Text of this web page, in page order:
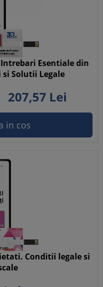
Intrebari Esentiale din
Solutii Legale
207,57 Lei
in cos
Conditii legale si